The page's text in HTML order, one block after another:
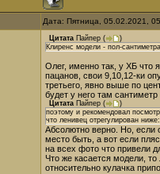
Дата: Пятница, 05.02.2021,
Цитата Пайпер (
)
Клиренс модели - пол-
Олег, именно так, у ХБ что
пацанов, свои 9,10,12-ки
третьего, явно выше по
будет у него там
Цитата Пайпер (
)
поэтому и рекомендовал
что ленивец отрегулирован ниже:
Абсолютно верно. Но, если
место быть, а вот если
на всех фото что привели
Что же касается модели, то
относительно кулачка